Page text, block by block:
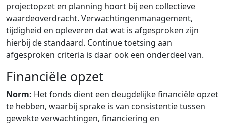
projectopzet en planning hoort bij een collectieve
waardeoverdracht. Verwachtingenmanagement,
tijdigheid en opleveren dat wat is afgesproken zijn
hierbij de standaard. Continue toetsing aan
afgesproken criteria is daar ook een onderdeel van.
Financiële opzet
Norm: Het fonds dient een deugdelijke financiële opzet
te hebben, waarbij sprake is van consistentie tussen
gewekte verwachtingen, financiering en